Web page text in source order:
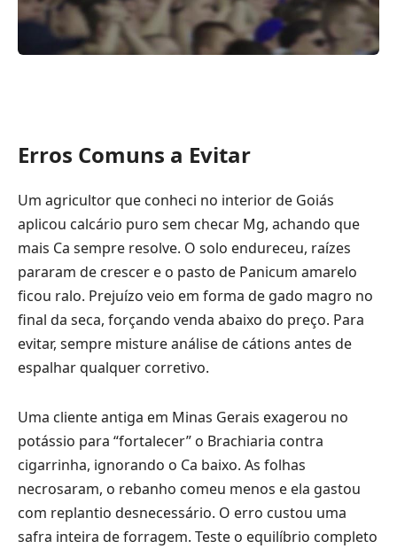
Erros Comuns a Evitar
Um agricultor que conheci no interior de Goiás
aplicou calcário puro sem checar Mg, achando que
mais Ca sempre resolve. O solo endureceu, raízes
pararam de crescer e o pasto de Panicum amarelo
ficou ralo. Prejuízo veio em forma de gado magro no
final da seca, forçando venda abaixo do preço. Para
evitar, sempre misture análise de cátions antes de
espalhar qualquer corretivo.
Uma cliente antiga em Minas Gerais exagerou no
potássio para “fortalecer” o Brachiaria contra
cigarrinha, ignorando o Ca baixo. As folhas
necrosaram, o rebanho comeu menos e ela gastou
com replantio desnecessário. O erro custou uma
safra inteira de forragem. Teste o equilíbrio completo